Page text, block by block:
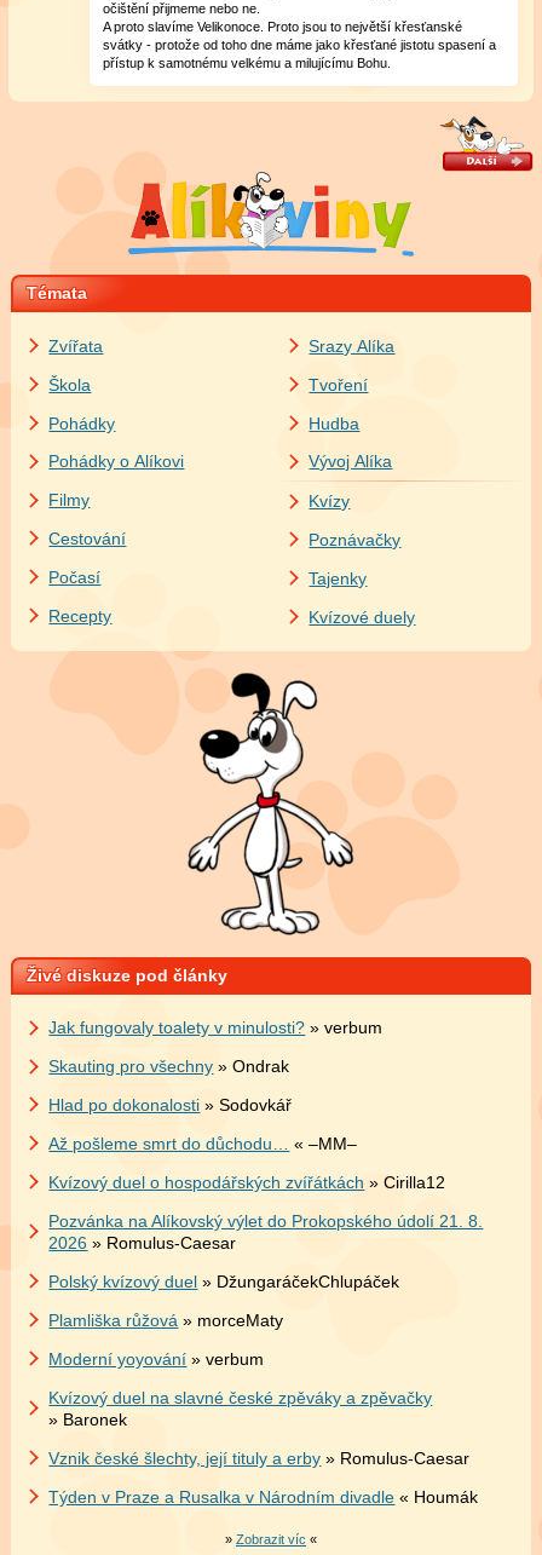
očištění přijmeme nebo ne.
A proto slavíme Velikonoce. Proto jsou to největší křesťanské
svátky - protože od toho dne máme jako křesťané jistotu spasení a
přístup k samotnému velkému a milujícímu Bohu.
Témata
Zvířata
Škola
Pohádky
Pohádky o Alíkovi
Filmy
Cestování
Počasí
Recepty
Srazy Alíka
Tvoření
Hudba
Vývoj Alíka
Kvízy
Poznávačky
Tajenky
Kvízové duely
Živé diskuze pod články
Jak fungovaly toalety v minulosti? » verbum
Skauting pro všechny » Ondrak
Hlad po dokonalosti » Sodovkář
Až pošleme smrt do důchodu… « –MM–
Kvízový duel o hospodářských zvířátkách » Cirilla12
Pozvánka na Alíkovský výlet do Prokopského údolí 21. 8.
2026 » Romulus-Caesar
Polský kvízový duel » DžungaráčekChlupáček
Plamliška růžová » morceMaty
Moderní yoyování » verbum
Kvízový duel na slavné české zpěváky a zpěvačky
» Baronek
Vznik české šlechty, její tituly a erby » Romulus-Caesar
Týden v Praze a Rusalka v Národním divadle « Houmák
» Zobrazit víc «